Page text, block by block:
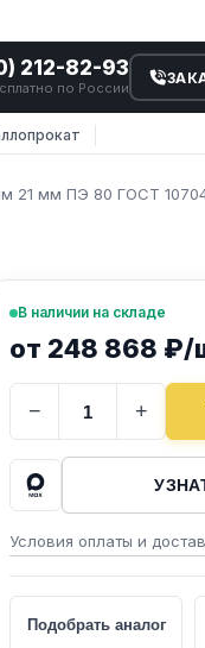
212-82-93
по России
21 мм ПЭ 80 ГОСТ
В наличии на складе
от 248 868 ₽/
− +
Условия оплаты и
Подобрать аналог